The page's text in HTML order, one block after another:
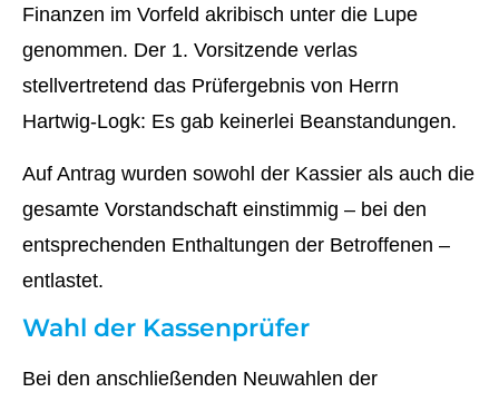
Finanzen im Vorfeld akribisch unter die Lupe
genommen. Der 1. Vorsitzende verlas
stellvertretend das Prüfergebnis von Herrn
Hartwig-Logk: Es gab keinerlei Beanstandungen.
Auf Antrag wurden sowohl der Kassier als auch die
gesamte Vorstandschaft einstimmig – bei den
entsprechenden Enthaltungen der Betroffenen –
entlastet.
Wahl der Kassenprüfer
Bei den anschließenden Neuwahlen der